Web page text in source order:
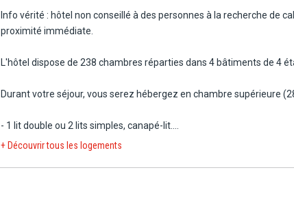
Info vérité : hôtel non conseillé à des personnes à la recherche de
proximité immédiate.
L'hôtel dispose de 238 chambres réparties dans 4 bâtiments de 4
Durant votre séjour, vous serez hébergez en chambre supérieure
- 1 lit double ou 2 lits simples, canapé-lit.
- Coin salon.
+ Découvrir tous les logements